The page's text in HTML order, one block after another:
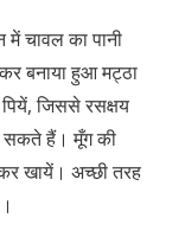
चावल का पानी
बनाया हुआ मट्ठा
जिससे रसक्षय
सकते हैं। मूँग की
खायें। अच्छी तरह